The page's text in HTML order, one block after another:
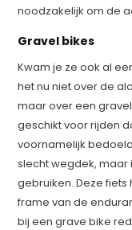
noodzakelijk om de
Gravel bikes
Kwam je ze ook al
het nu niet over de
maar over een
geschikt voor rijden
voornamelijk
slecht wegdek, maar
gebruiken. Deze
frame van de
bij een grave bike